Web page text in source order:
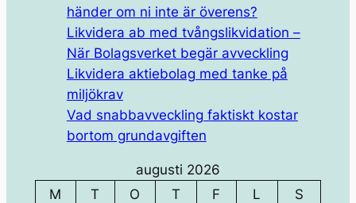
händer om ni inte är överens?
Likvidera ab med tvångslikvidation –
När Bolagsverket begär avveckling
Likvidera aktiebolag med tanke på
miljökrav
Vad snabbavveckling faktiskt kostar
bortom grundavgiften
augusti 2026
M
T O T F L
S